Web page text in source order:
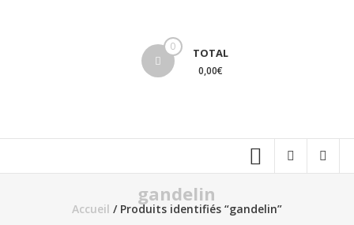
lucinevintage 0 TOTAL
0,00€
gandelin
Accueil / Produits identifiés “gandelin”